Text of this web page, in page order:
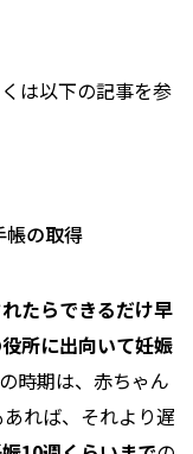
は以下の記事を参
帳の取得
たらできるだけ早
所に出向いて妊娠
時期は、赤ちゃん
れば、それより遅